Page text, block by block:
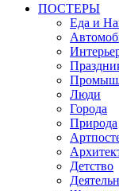
ПОСТЕРЫ
Еда и
Люди
Города
Природа
Детство